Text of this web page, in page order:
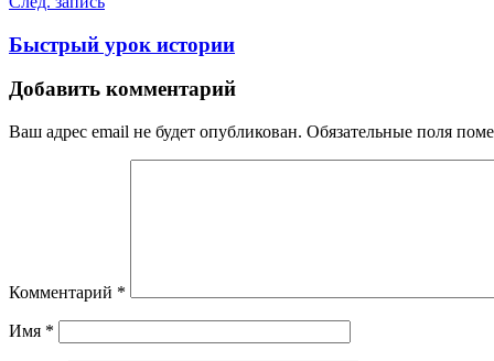
Быстрый урок истории
Добавить комментарий
Ваш адрес email не будет опубликован. Обязательные поля
Комментарий *
Имя *